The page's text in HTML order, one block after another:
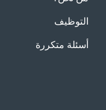
التوظيف
أسئلة متكررة